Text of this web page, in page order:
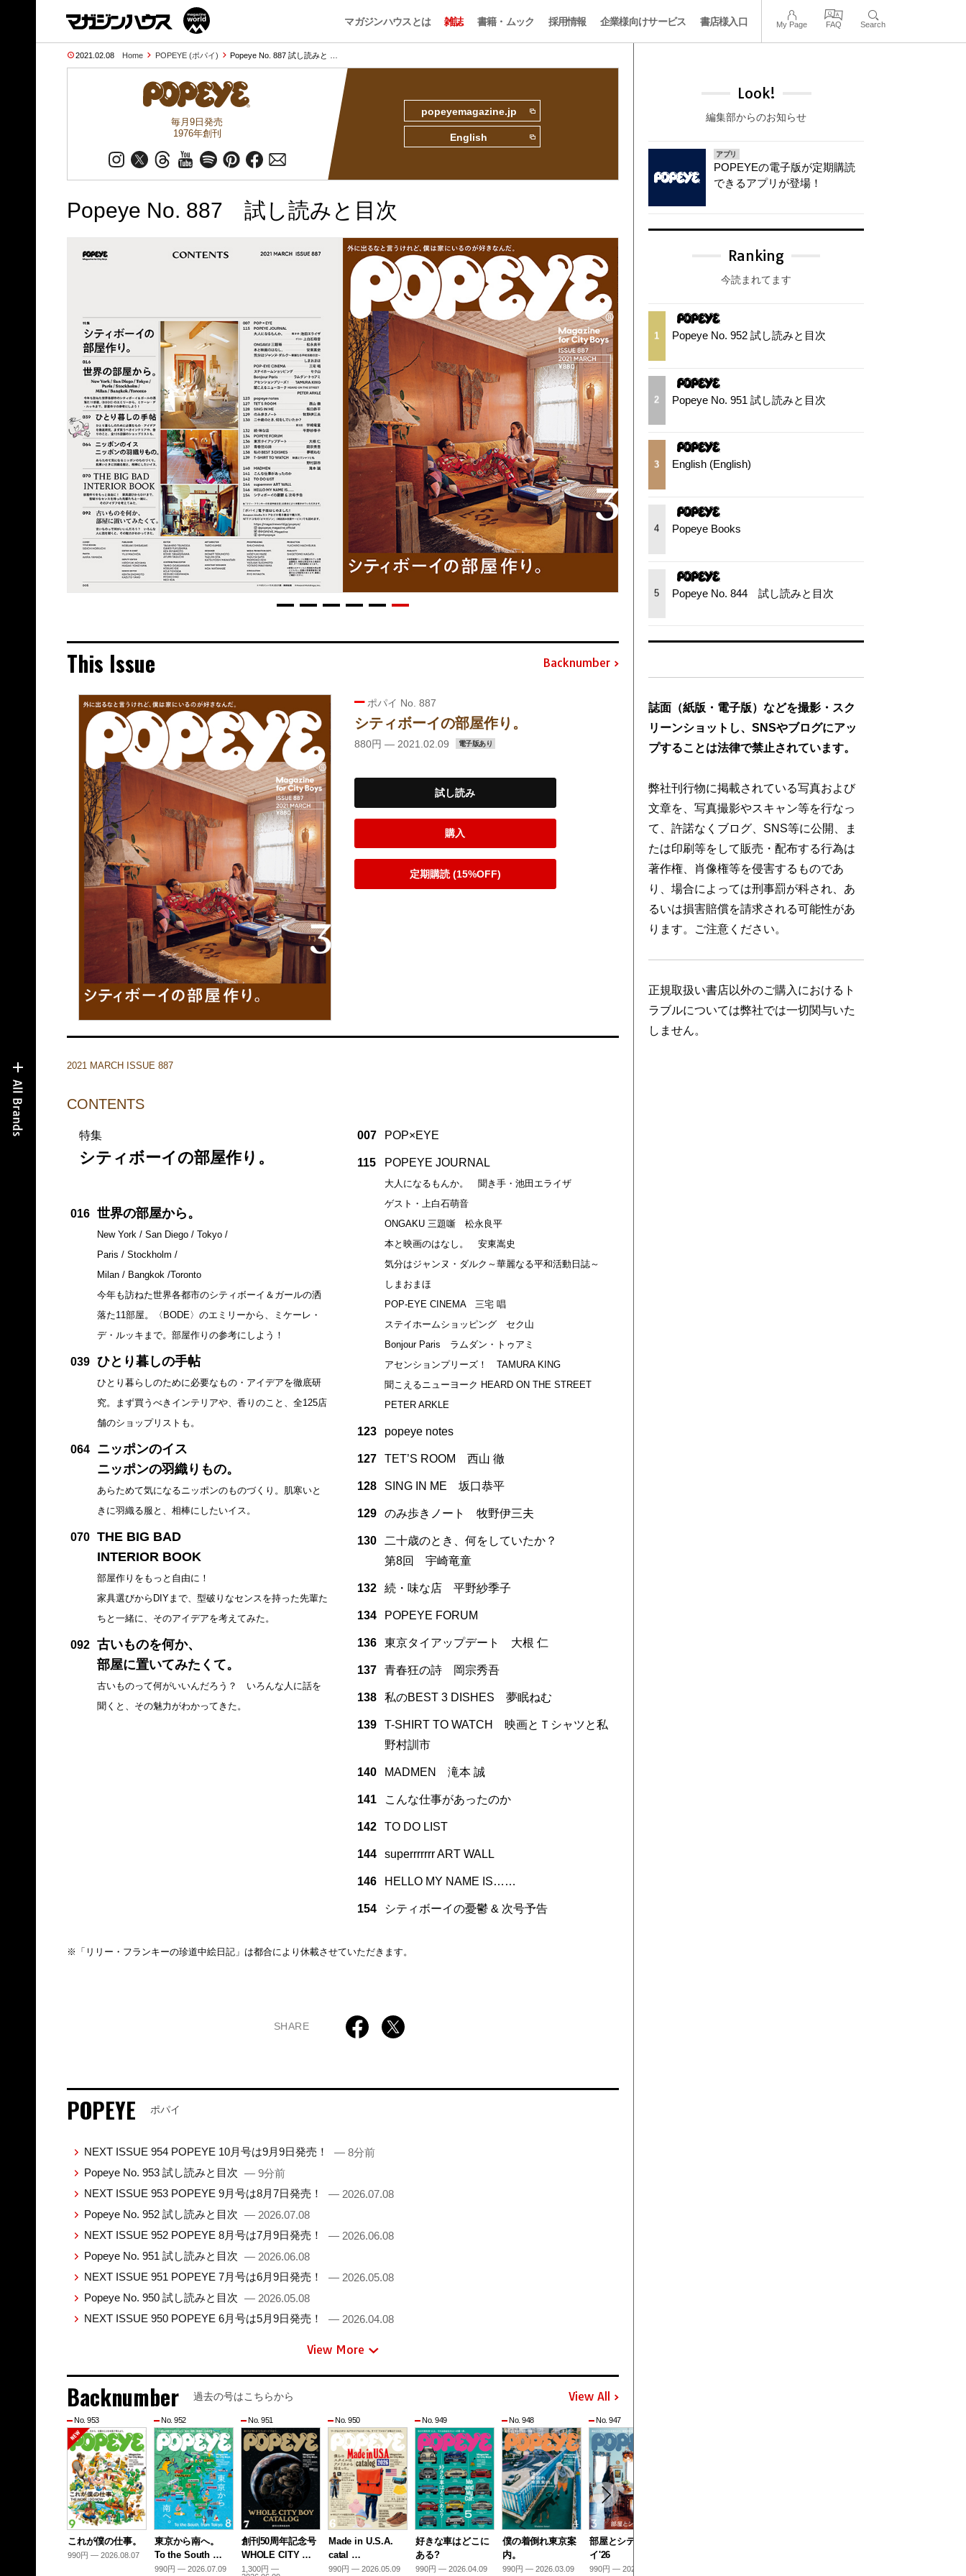
マガジンハウスとは 雑誌 書籍・ムック 採用情報 企業様向けサービス 書店様入口 My Page FAQ Search
2021.02.08 Home POPEYE (ポパイ) Popeye No. 887 試し読みと …
毎月9日発売
1976年創刊
popeyemagazine.jp
English
Popeye No. 887 試し読みと目次
This Issue Backnumber
ポパイ No. 887
シティボーイの部屋作り。
880円 — 2021.02.09 電子版あり
試し読み
購入
定期購読 (15%OFF)
2021 MARCH ISSUE 887
CONTENTS
特集
シティボーイの部屋作り。
016 世界の部屋から。
New York / San Diego / Tokyo /
Paris / Stockholm /
Milan / Bangkok /Toronto
今年も訪ねた世界各都市のシティボーイ＆ガールの洒
落た11部屋。〈BODE〉のエミリーから、ミケーレ・
デ・ルッキまで。部屋作りの参考にしよう！
039 ひとり暮しの手帖
ひとり暮らしのために必要なもの・アイデアを徹底研
究。まず買うべきインテリアや、香りのこと、全125店
舗のショップリストも。
064
ニッポンのイス
ニッポンの羽織りもの。
あらためて気になるニッポンのものづくり。肌寒いと
きに羽織る服と、相棒にしたいイス。
070
THE BIG BAD
INTERIOR BOOK
部屋作りをもっと自由に！
家具選びからDIYまで、型破りなセンスを持った先輩た
ちと一緒に、そのアイデアを考えてみた。
092
古いものを何か、
部屋に置いてみたくて。
古いものって何がいいんだろう？ いろんな人に話を
聞くと、その魅力がわかってきた。
007 POP×EYE
115 POPEYE JOURNAL
大人になるもんか。 聞き手・池田エライザ
ゲスト・上白石萌音
ONGAKU 三題噺 松永良平
本と映画のはなし。 安東嵩史
気分はジャンヌ・ダルク～華麗なる平和活動日誌～
しまおまほ
POP-EYE CINEMA 三宅 唱
ステイホームショッピング セク山
Bonjour Paris ラムダン・トゥアミ
アセンションプリーズ！ TAMURA KING
聞こえるニューヨーク HEARD ON THE STREET
PETER ARKLE
123 popeye notes
127 TET’S ROOM 西山 徹
128 SING IN ME 坂口恭平
129 のみ歩きノート 牧野伊三夫
130
二十歳のとき、何をしていたか？
第8回 宇崎竜童
132 続・味な店 平野紗季子
134 POPEYE FORUM
136 東京タイアップデート 大根 仁
137 青春狂の詩 岡宗秀吾
138 私のBEST 3 DISHES 夢眠ねむ
139
T-SHIRT TO WATCH 映画とＴシャツと私
野村訓市
140 MADMEN 滝本 誠
141 こんな仕事があったのか
142 TO DO LIST
144 superrrrrrr ART WALL
146 HELLO MY NAME IS……
154 シティボーイの憂鬱 & 次号予告
※「リリー・フランキーの珍道中絵日記」は都合により休載させていただきます。
SHARE
POPEYE ポパイ
NEXT ISSUE 954 POPEYE 10月号は9月9日発売！
— 8分前
Popeye No. 953 試し読みと目次 — 9分前
NEXT ISSUE 953 POPEYE 9月号は8月7日発売！
— 2026.07.08
Popeye No. 952 試し読みと目次 — 2026.07.08
NEXT ISSUE 952 POPEYE 8月号は7月9日発売！
— 2026.06.08
Popeye No. 951 試し読みと目次 — 2026.06.08
NEXT ISSUE 951 POPEYE 7月号は6月9日発売！
— 2026.05.08
Popeye No. 950 試し読みと目次 — 2026.05.08
NEXT ISSUE 950 POPEYE 6月号は5月9日発売！
— 2026.04.08
View More
Backnumber 過去の号はこちらから View All
No. 953
これが僕の仕事。
990円 — 2026.08.07
No. 952
東京から南へ。
To the South …
990円 — 2026.07.09
No. 951
創刊50周年記念号
WHOLE CITY …
1,300円 —
No. 950
Made in U.S.A.
catal …
990円 — 2026.05.09
No. 949
好きな車はどこに
ある?
990円 — 2026.04.09
No. 948
僕の着倒れ東京案
内。
990円 — 2026.03.09
No. 947
部屋とシティボー
イ'26
990円 — 2026.02.09
Look!
編集部からのお知らせ
アプリ
POPEYEの電子版が定期購読
できるアプリが登場！
Ranking
今読まれてます
1 Popeye No. 952 試し読みと目次
2 Popeye No. 951 試し読みと目次
3 English (English)
4 Popeye Books
5 Popeye No. 844 試し読みと目次
誌面（紙版・電子版）などを撮影・スク
リーンショットし、SNSやブログにアッ
プすることは法律で禁止されています。
弊社刊行物に掲載されている写真および
文章を、写真撮影やスキャン等を行なっ
て、許諾なくブログ、SNS等に公開、ま
たは印刷等をして販売・配布する行為は
著作権、肖像権等を侵害するものであ
り、場合によっては刑事罰が科され、あ
るいは損害賠償を請求される可能性があ
ります。ご注意ください。
正規取扱い書店以外のご購入におけるト
ラブルについては弊社では一切関与いた
しません。